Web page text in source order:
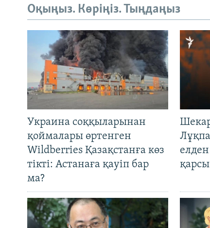
Оқыңыз. Көріңіз. Тыңдаңыз
Украина соққыларынан
қоймалары өртенген
Wildberries Қазақстанға көз
тікті: Астанаға қауіп бар
ма?